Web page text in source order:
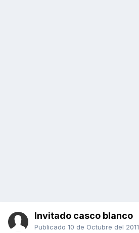
Invitado casco blanco
Publicado 10 de Octubre del 2011